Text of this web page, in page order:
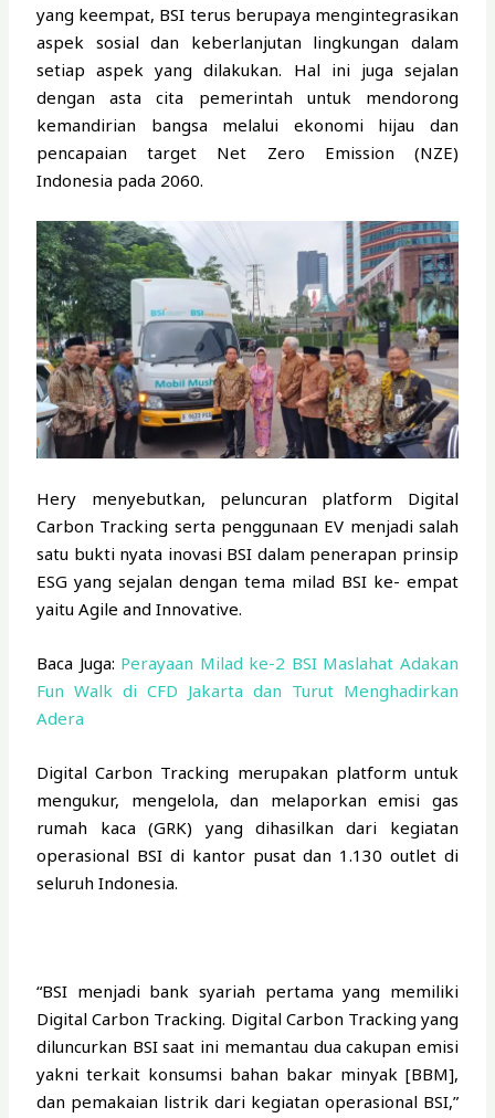
yang keempat, BSI terus berupaya mengintegrasikan
aspek sosial dan keberlanjutan lingkungan dalam
setiap aspek yang dilakukan. Hal ini juga sejalan
dengan asta cita pemerintah untuk mendorong
kemandirian bangsa melalui ekonomi hijau dan
pencapaian target Net Zero Emission (NZE)
Indonesia pada 2060.
Hery menyebutkan, peluncuran platform Digital
Carbon Tracking serta penggunaan EV menjadi salah
satu bukti nyata inovasi BSI dalam penerapan prinsip
ESG yang sejalan dengan tema milad BSI ke- empat
yaitu Agile and Innovative.
Baca Juga: Perayaan Milad ke-2 BSI Maslahat Adakan
Fun Walk di CFD Jakarta dan Turut Menghadirkan
Adera
Digital Carbon Tracking merupakan platform untuk
mengukur, mengelola, dan melaporkan emisi gas
rumah kaca (GRK) yang dihasilkan dari kegiatan
operasional BSI di kantor pusat dan 1.130 outlet di
seluruh Indonesia.
“BSI menjadi bank syariah pertama yang memiliki
Digital Carbon Tracking. Digital Carbon Tracking yang
diluncurkan BSI saat ini memantau dua cakupan emisi
yakni terkait konsumsi bahan bakar minyak [BBM],
dan pemakaian listrik dari kegiatan operasional BSI,”